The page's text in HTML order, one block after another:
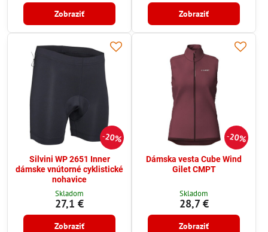
Zobraziť Zobraziť
20%
Silvini WP 2651 Inner
dámske vnútorné cyklistické
nohavice
Skladom
27,1 €
Zobraziť
20%
Dámska vesta Cube Wind
Gilet CMPT
Skladom
28,7 €
Zobraziť